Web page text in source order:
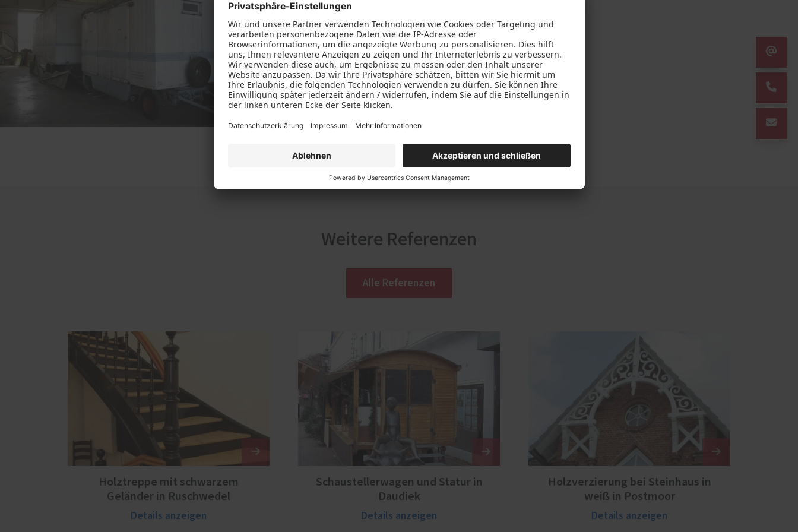
Weitere Referenzen
Alle Referenzen
Holztreppe mit schwarzem
Geländer in Ruschwedel
Details anzeigen
Schaustellerwagen und Statur in
Daudiek
Details anzeigen
Holzverzierung bei Steinhaus in
weiß in Postmoor
Details anzeigen